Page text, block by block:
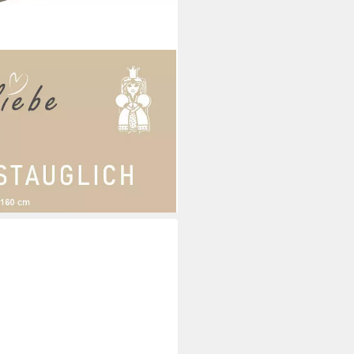
Synchronauszug, Breite 160-
dir